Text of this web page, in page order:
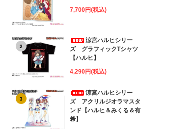
7,700円(税込)
2
涼宮ハルヒシリー
ズ グラフィックTシャツ
【ハルヒ】
4,290円(税込)
3
涼宮ハルヒシリー
ズ アクリルジオラマスタ
ンド【ハルヒ＆みくる＆有
希】